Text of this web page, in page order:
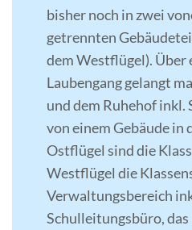
bisher noch in zwei
getrennten
dem Westflügel). Über
Laubengang gelangt
und dem Ruhehof inkl.
von einem Gebäude in
Ostflügel sind die
Westflügel die
Verwaltungsbereich
Schulleitungsbüro,